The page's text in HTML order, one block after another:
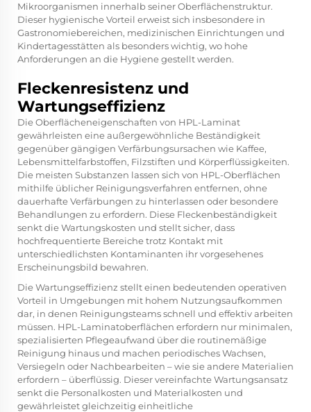
Mikroorganismen innerhalb seiner Oberflächenstruktur.
Dieser hygienische Vorteil erweist sich insbesondere in
Gastronomiebereichen, medizinischen Einrichtungen und
Kindertagesstätten als besonders wichtig, wo hohe
Anforderungen an die Hygiene gestellt werden.
Fleckenresistenz und
Wartungseffizienz
Die Oberflächeneigenschaften von HPL-Laminat
gewährleisten eine außergewöhnliche Beständigkeit
gegenüber gängigen Verfärbungsursachen wie Kaffee,
Lebensmittelfarbstoffen, Filzstiften und Körperflüssigkeiten.
Die meisten Substanzen lassen sich von HPL-Oberflächen
mithilfe üblicher Reinigungsverfahren entfernen, ohne
dauerhafte Verfärbungen zu hinterlassen oder besondere
Behandlungen zu erfordern. Diese Fleckenbeständigkeit
senkt die Wartungskosten und stellt sicher, dass
hochfrequentierte Bereiche trotz Kontakt mit
unterschiedlichsten Kontaminanten ihr vorgesehenes
Erscheinungsbild bewahren.
Die Wartungseffizienz stellt einen bedeutenden operativen
Vorteil in Umgebungen mit hohem Nutzungsaufkommen
dar, in denen Reinigungsteams schnell und effektiv arbeiten
müssen. HPL-Laminatoberflächen erfordern nur minimalen,
spezialisierten Pflegeaufwand über die routinemäßige
Reinigung hinaus und machen periodisches Wachsen,
Versiegeln oder Nachbearbeiten – wie sie andere Materialien
erfordern – überflüssig. Dieser vereinfachte Wartungsansatz
senkt die Personalkosten und Materialkosten und
gewährleistet gleichzeitig einheitliche